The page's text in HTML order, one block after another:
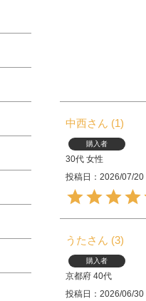
中西 1
購入者
30代 女性
投稿日
2026/07/20
うた 3
購入者
京都府 40代
投稿日
2026/06/30